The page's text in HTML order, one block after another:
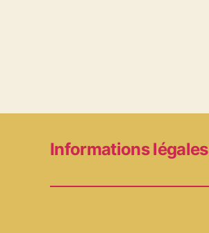
Informations légales